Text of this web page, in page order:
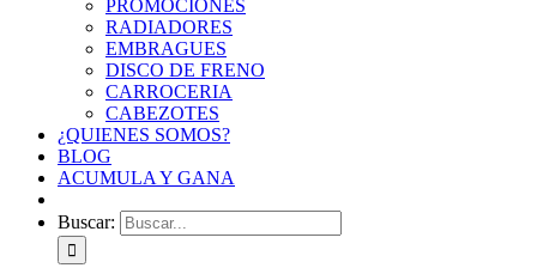
PROMOCIONES
RADIADORES
EMBRAGUES
DISCO DE FRENO
CARROCERIA
CABEZOTES
¿QUIENES SOMOS?
BLOG
ACUMULA Y GANA
Buscar: